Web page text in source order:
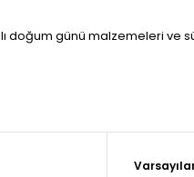
günü malzemeleri ve